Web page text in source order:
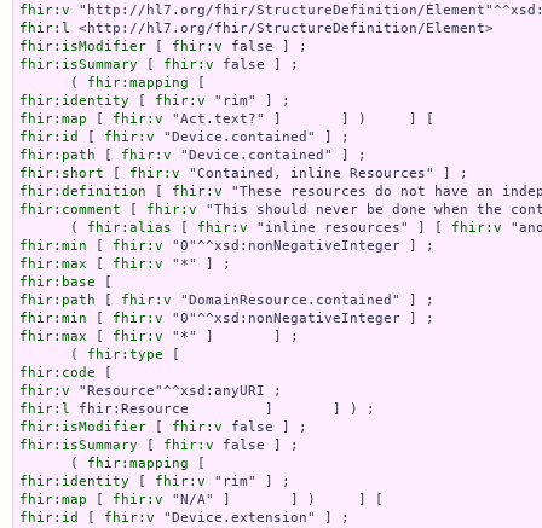
fhir:v
fhir:l
fhir:isModifier [ fhir:v
fhir:isSummary [ fhir:v false ] ;
      (
fhir:mapping
fhir:identity [ fhir:v
fhir:map [ fhir:v
fhir:id
[ fhir:v
fhir:path [ fhir:v
fhir:short [ fhir:v
fhir:definition [ fhir:v
fhir:comment [ fhir:v "This should never be done when the
      (
fhir:alias [ fhir:v "inline resources" ] [ fhir:v
fhir:min [ fhir:v
fhir:max [ fhir:v
fhir:base
fhir:path [ fhir:v
fhir:min [ fhir:v
fhir:max [ fhir:v "*" ]       ] ;
      (
fhir:type
fhir:code
fhir:v
fhir:l
fhir:isModifier [ fhir:v
fhir:isSummary [ fhir:v false ] ;
      (
fhir:mapping
fhir:identity [ fhir:v
fhir:map [ fhir:v
fhir:id
[ fhir:v